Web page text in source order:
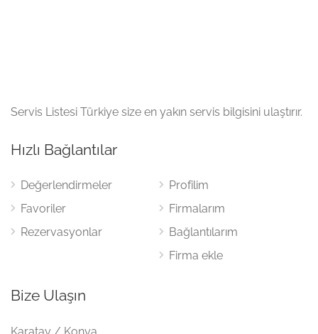
Servis Listesi Türkiye size en yakın servis bilgisini ulaştırır.
Hızlı Bağlantılar
Değerlendirmeler
Favoriler
Rezervasyonlar
Profilim
Firmalarım
Bağlantılarım
Firma ekle
Bize Ulaşın